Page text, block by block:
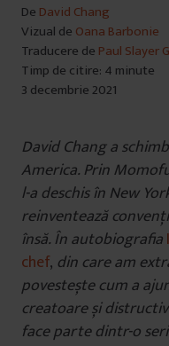
De David Chang
Vizual de Oana Barbonie
Traducere de Paul Slayer
Timp de citire: 4 minute
3 decembrie 2021
David Chang a
America. Prin
l-a deschis în New
reinventează
însă. În autobiografia
chef, din care am
povestește cum a
creatoare și
face parte dintr-o